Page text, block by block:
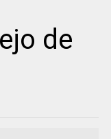
de